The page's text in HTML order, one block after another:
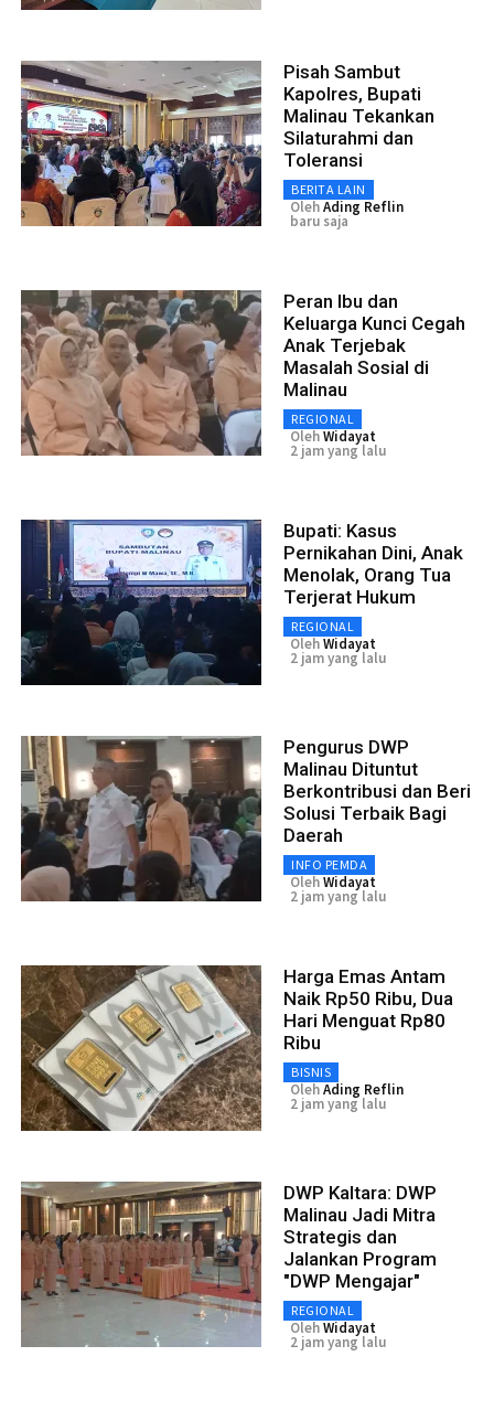
Pisah Sambut
Kapolres, Bupati
Malinau Tekankan
Silaturahmi dan
Toleransi
BERITA LAIN
OlehAding Reflin
baru saja
Peran Ibu dan
Keluarga Kunci Cegah
Anak Terjebak
Masalah Sosial di
Malinau
REGIONAL
OlehWidayat
2 jam yang lalu
Bupati: Kasus
Pernikahan Dini, Anak
Menolak, Orang Tua
Terjerat Hukum
REGIONAL
OlehWidayat
2 jam yang lalu
Pengurus DWP
Malinau Dituntut
Berkontribusi dan Beri
Solusi Terbaik Bagi
Daerah
INFO PEMDA
OlehWidayat
2 jam yang lalu
Harga Emas Antam
Naik Rp50 Ribu, Dua
Hari Menguat Rp80
Ribu
BISNIS
OlehAding Reflin
2 jam yang lalu
DWP Kaltara: DWP
Malinau Jadi Mitra
Strategis dan
Jalankan Program
"DWP Mengajar"
REGIONAL
OlehWidayat
2 jam yang lalu